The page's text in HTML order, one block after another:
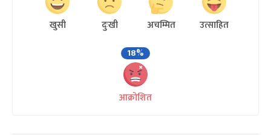
खुसी दुःखी अचम्मित
उत्साहित
18%
आक्रोशित